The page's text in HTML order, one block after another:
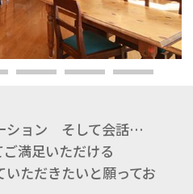
ション そして会話…
満足いただける
ただきたいと願ってお